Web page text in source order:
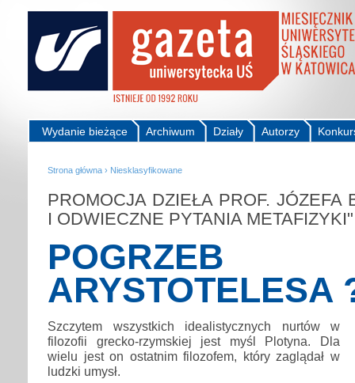
Autorzy
Działy
Archiwum
Wydanie bieżące
Strona główna › Niesklasyfikowane
PROMOCJA DZIEŁA PROF. JÓZEFA
I ODWIECZNE PYTANIA METAFIZYKI"
POGRZEB
ARYSTOTELESA
Szczytem wszystkich idealistycznych nurtów w
filozofii grecko-rzymskiej jest myśl Plotyna. Dla
wielu jest on ostatnim filozofem, który zaglądał w
ludzki umysł.